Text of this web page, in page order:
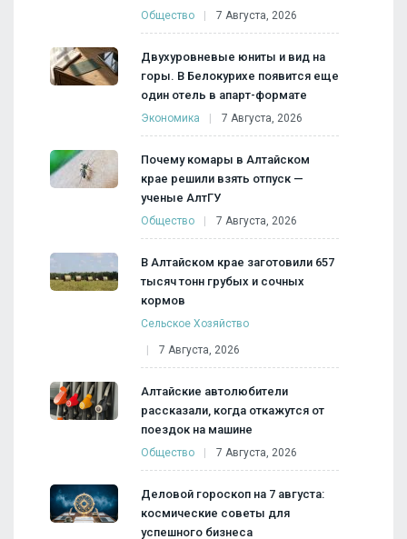
Общество 7 Августа, 2026
Двухуровневые юниты и вид на
горы. В Белокурихе появится еще
один отель в апарт-формате
Экономика 7 Августа, 2026
Почему комары в Алтайском
крае решили взять отпуск —
ученые АлтГУ
Общество 7 Августа, 2026
В Алтайском крае заготовили 657
тысяч тонн грубых и сочных
кормов
Сельское Хозяйство
7 Августа, 2026
Алтайские автолюбители
рассказали, когда откажутся от
поездок на машине
Общество 7 Августа, 2026
Деловой гороскоп на 7 августа:
космические советы для
успешного бизнеса